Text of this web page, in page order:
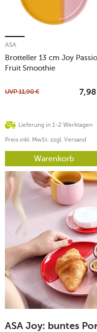
Brotteller 13 cm Joy
Fruit Smoothie
ASA
Lieferung in 1-2 Werktagen
UVP11,90 € 7,98
Preis inkl. MwSt. zzgl. Versand
Warenkorb
ASA Joy: buntes